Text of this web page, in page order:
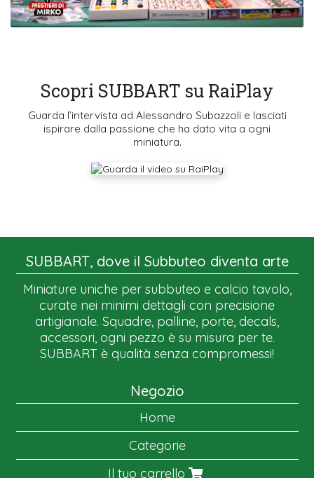
Scopri SUBBART su RaiPlay
Guarda l’intervista ad Alessandro Subazzoli e lasciati
ispirare dalla passione che ha dato vita a ogni
miniatura.
SUBBART, dove il Subbuteo diventa arte
Miniature uniche per subbuteo e calcio tavolo,
curate nei minimi dettagli con precisione
artigianale. Squadre, palline, porte, decals,
accessori, ogni pezzo è su misura per te.
SUBBART è qualità senza compromessi!
Negozio
Home
Categorie
Il tuo carrello